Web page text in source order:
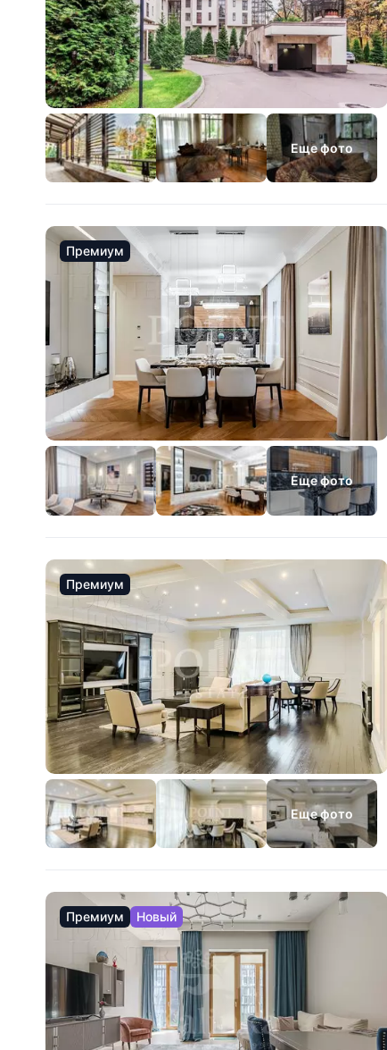
Еще фото
Премиум
Еще фото
Премиум
Еще фото
Премиум Новый